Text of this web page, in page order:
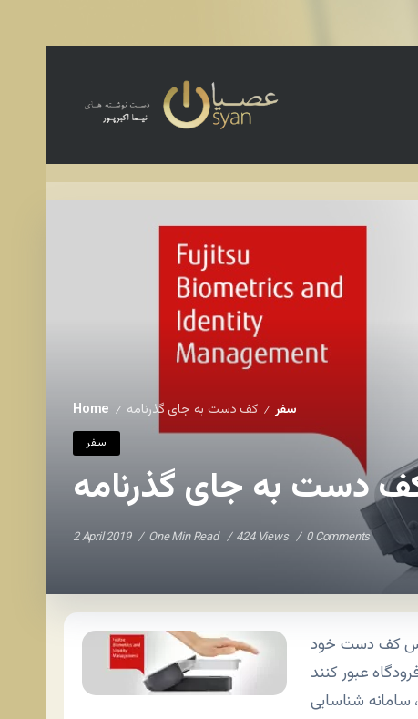
Home / سفر / کف دست به جای گذرنامه
سفر
دست به جای گذرنامه
2 April 2019 One Min Read 424 Views 0 Comments
لمس کف دست خود
شناسایی